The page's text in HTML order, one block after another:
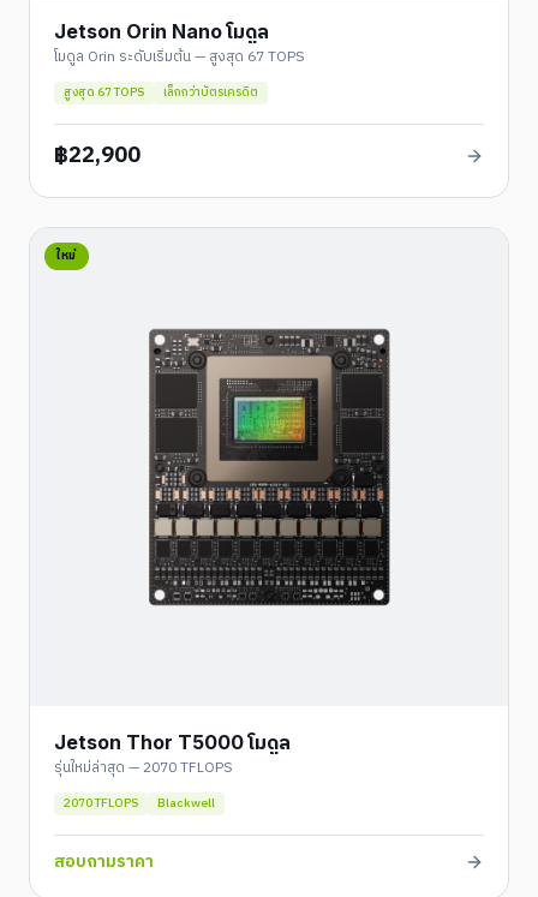
Jetson Orin Nano โมดูล
โมดูล Orin ระดับเริ่มต้น — สูงสุด 67 TOPS
สูงสุด 67 TOPS เล็กกว่าบัตรเครดิต
฿22,900
ใหม่
Jetson Thor T5000 โมดูล
รุ่นใหม่ล่าสุด — 2070 TFLOPS
2070 TFLOPS Blackwell
สอบถามราคา